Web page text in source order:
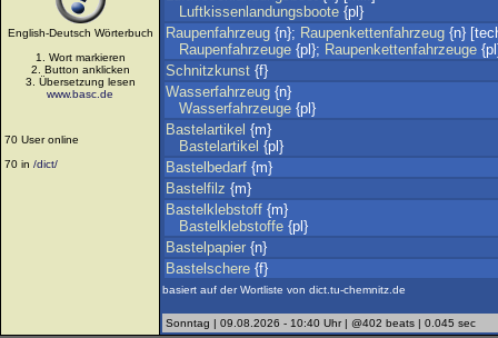
English-Deutsch Wörterbuch
1. Wort markieren
2. Button anklicken
3. Übersetzung lesen
www.basc.de
70 User online
70 in /dict/
Luftkissenlandungsboote {pl}
Raupenfahrzeug {n}; Raupenkettenfahrzeug {n}
Raupenfahrzeuge {pl}; Raupenkettenfahrzeuge
Schnitzkunst {f}
Wasserfahrzeug {n}
Wasserfahrzeuge {pl}
Bastelartikel {m}
Bastelartikel {pl}
Bastelbedarf {m}
Bastelfilz {m}
Bastelklebstoff {m}
Bastelklebstoffe {pl}
Bastelpapier {n}
Bastelschere {f}
basiert auf der Wortliste von dict.tu-chemnitz.de
Sonntag | 09.08.2026 - 10:40 Uhr | @402 beats | 0.045 sec